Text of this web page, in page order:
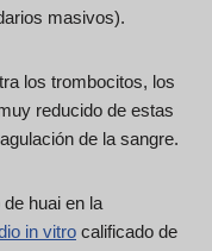
masivos).
los trombocitos, los
reducido de estas
de la sangre.
huai en la
in vitro calificado de